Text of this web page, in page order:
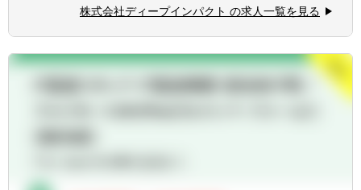
様々な業務を経験することで自身のスキルの
かがうことができ、やりがいを感じることが
できます。
■裁量が大きく、経験が浅くても、様々な業
からより実務を積みたい方
■クライアントとの直接のやり取りを通して
クライアントの『顔』が見える仕事がしたい
【ご入社後からの担当業務とキャリアイメー
ジ】
≪1、2年目≫
■記帳代行業務（月次記帳から年次決算処
の他申請届け出書作成補助等）
■公認会計士補助業務（上場会社決算支援
株式会社ディープインパクト の求人一覧を見る